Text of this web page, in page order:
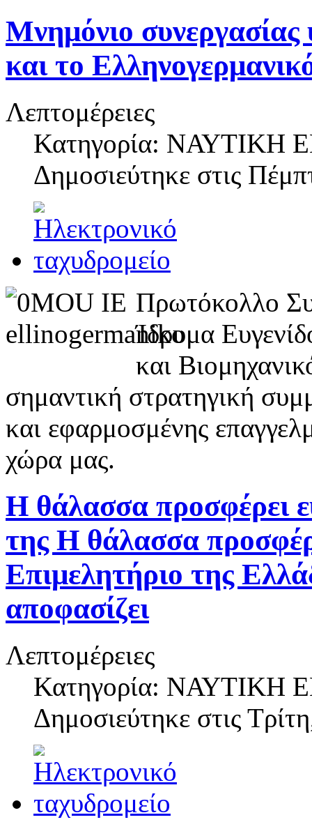
Μνημόνιο
και το
Λεπτομέρειες
Κατηγορία: ΝΑΥΤΙΚΗ
Δημοσιεύτηκε στις
Πρωτόκολλο
Ίδρυμα
και
σημαντική στρατηγική
και εφαρμοσμένης
χώρα μας.
Η θάλασσα προσφέρει
της Η θάλασσα
Επιμελητήριο της
αποφασίζει
Λεπτομέρειες
Κατηγορία: ΝΑΥΤΙΚΗ
Δημοσιεύτηκε στις